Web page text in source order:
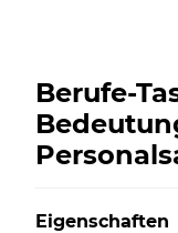
Berufe-
Eigenschaften